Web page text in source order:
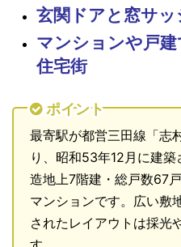
玄関ドアと窓サッ
マンションや戸
住宅街
ポイント
最寄駅が都営三田線「志
り、昭和53年12月に建
造地上7階建・総戸数67
マンションです。広い敷
されたレイアウトは採光